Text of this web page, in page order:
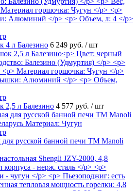
4 л Балезино 6 249 руб. / шт
2,5 л Балезино 4 577 руб. / шт
русской банной печи ТМ Manoli